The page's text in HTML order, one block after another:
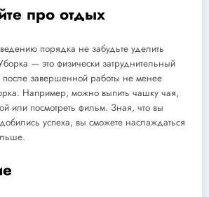
про отдых
порядка не забудьте уделить
— это физически затруднительный
завершенной работы не менее
Например, можно выпить чашку чая,
или посмотреть фильм. Зная, что вы
успеха, вы сможете наслаждаться